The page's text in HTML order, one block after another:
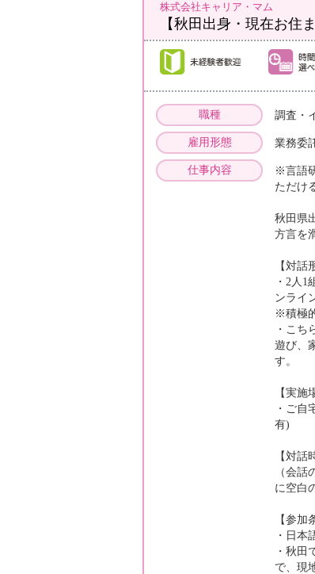
株式会社キャリア・マム
【秋田出身・現在お住
職種 調査・
雇用形態 業務委
仕事内容
※言語
ただけ
秋田県
方言を
【対話
・2人
ンライ
※積極
・こち
遊び、
す。
【実施
・ご自
有)
【対話
（会
に空白
【参加
・日本
・秋田
で、現